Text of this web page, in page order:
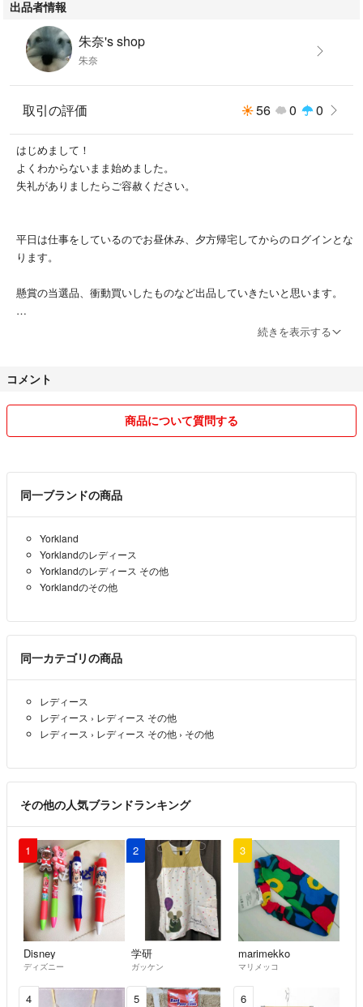
出品者情報
朱奈's shop
朱奈
取引の評価 56 0 0
はじめまして！
よくわからないまま始めました。
失礼がありましたらご容赦ください。
平日は仕事をしているのでお昼休み、夕方帰宅してからのログインとな
ります。
懸賞の当選品、衝動買いしたものなど出品していきたいと思います。
家族に喫煙者はおりませんので商品からタバコ臭はありません。
しては責任負いかねますのでご了承ください。
返品、交換、クレームは受け付けておりません。
ると助かります。
誠実な取引を心がけます。
続きを表示する
コメント
商品について質問する
同一ブランドの商品
Yorkland
Yorklandのレディース
Yorklandのレディース その他
Yorklandのその他
同一カテゴリの商品
レディース
レディース › レディース その他
レディース › レディース その他 › その他
その他の人気ブランドランキング
1
Disney
ディズニー
2
学研
ガッケン
3
marimekko
マリメッコ
4 5 6